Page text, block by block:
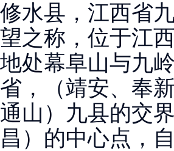
修水县，江西省
望之称，位于江
地处幕阜山与九
省，（靖安、奉
通山）九县的交
昌）的中心点，